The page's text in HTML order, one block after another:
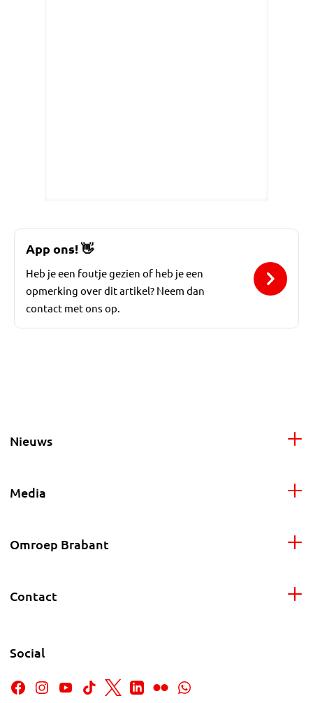
App ons!👋
Heb je een foutje gezien of heb je een
opmerking over dit artikel? Neem dan
contact met ons op.
Nieuws
Media
Omroep Brabant
Contact
Social